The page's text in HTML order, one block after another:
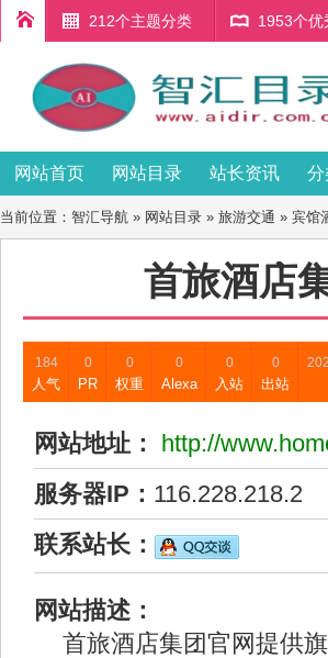
212个主题分类 1953个优
网站首页 网站目录 站长资讯 分
当前位置： 智汇导航 » 网站目录 » 旅游交通 » 宾馆
首旅酒店
184
人气
0
PR
0
权重
0
Alexa
0
入站
0
出站
网站地址：
http://
服务器IP： 116.228.218.2
联系站长：
网站描述：
首旅酒店集团官网提供